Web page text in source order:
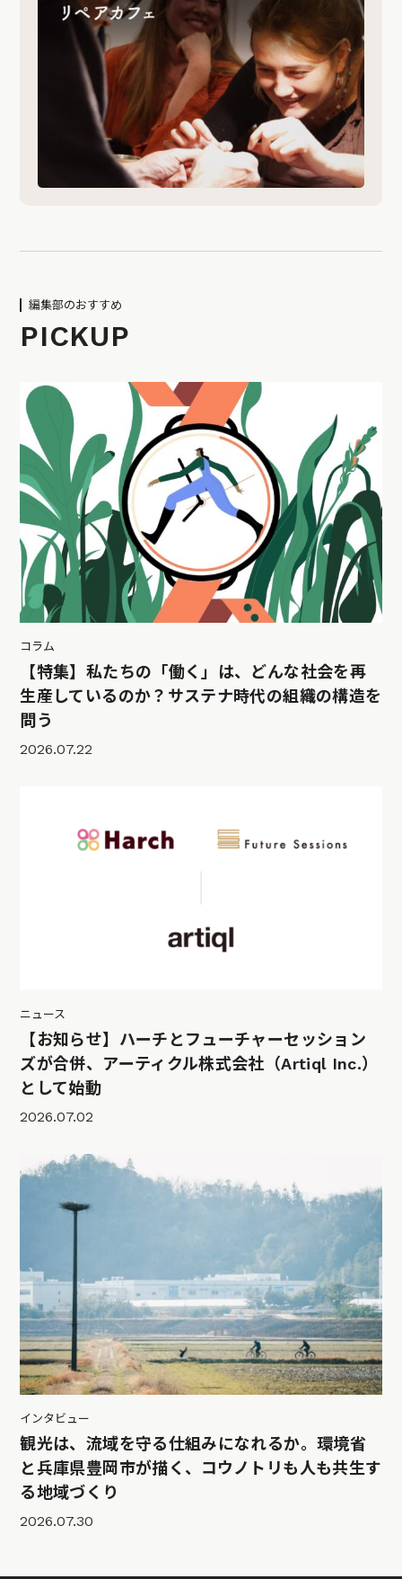
編集部のおすすめ
PICKUP
コラム
【特集】私たちの「働く」は、どんな社会を再
生産しているのか？サステナ時代の組織の構造を
問う
2026.07.22
ニュース
【お知らせ】ハーチとフューチャーセッション
ズが合併、アーティクル株式会社（Artiql Inc.）
として始動
2026.07.02
インタビュー
観光は、流域を守る仕組みになれるか。環境省
と兵庫県豊岡市が描く、コウノトリも人も共生す
る地域づくり
2026.07.30